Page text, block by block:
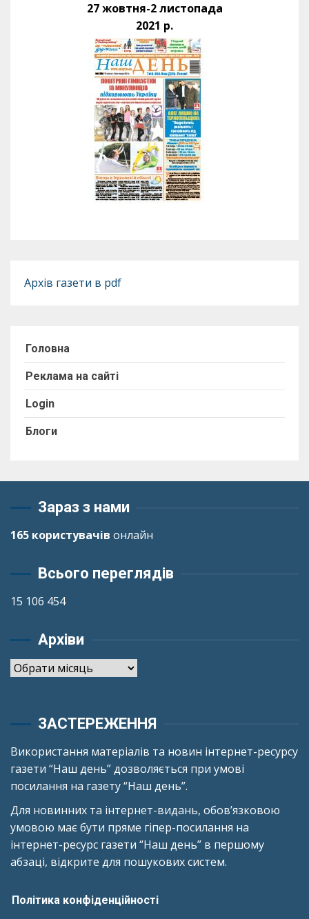
27 жовтня-2 листопада
2021 р.
Архів газети в pdf
Головна
Реклама на сайті
Login
Блоги
Зараз з нами
165 користувачів онлайн
Всього переглядів
15 106 454
Архіви
Архіви
ЗАСТЕРЕЖЕННЯ
Використання матеріалів та новин інтернет-ресурсу
газети “Наш день” дозволяється при умові
посилання на газету “Наш день”.
Для новинних та інтернет-видань, обов’язковою
умовою має бути пряме гіпер-посилання на
інтернет-ресурс газети “Наш день” в першому
абзаці, відкрите для пошукових систем.
Політика конфіденційності